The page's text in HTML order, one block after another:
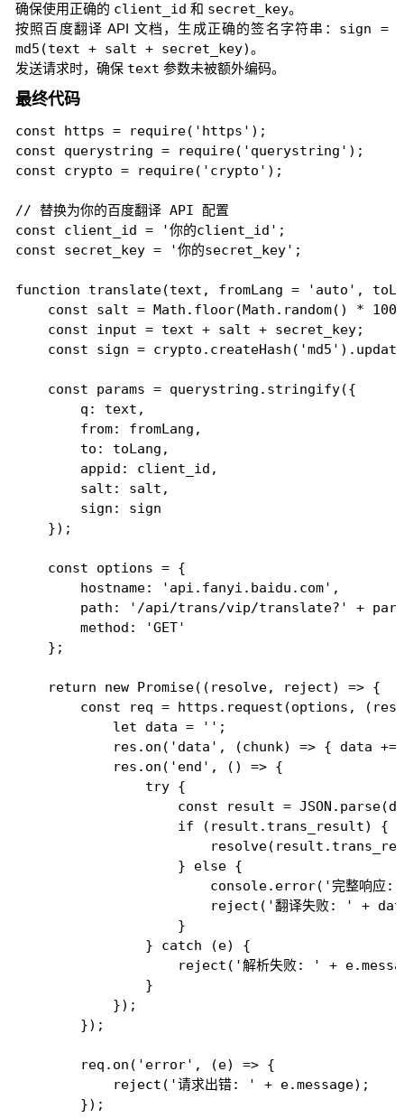
确保使用正确的 client_id 和 secret_key。
按照百度翻译 API 文档，生成正确的签名字符串： sign =
md5(text + salt + secret_key)。
发送请求时，确保 text 参数未被额外编码。
最终代码
const https = require('https');
const querystring = require('querystring');
const crypto = require('crypto');
// 替换为你的百度翻译 API 配置
const client_id = '你的client_id';
const secret_key = '你的secret_key';
function translate(text, fromLang = 'auto',
const salt = Math.floor(Math.random() *
    const input = text + salt + secret_key;
const sign =
    const params = querystring.stringify({
        q: text,
        from: fromLang,
        to: toLang,
        appid: client_id,
        salt: salt,
        sign: sign
    });
    const options = {
        hostname: 'api.fanyi.baidu.com',
path: '/api/trans/vip/translate?' +
        method: 'GET'
    };
    return new Promise((resolve, reject) => {
const req = https.request(options,
            let data = '';
res.on('data', (chunk) => { data +=
            res.on('end', () => {
                try {
const result =
                    if (result.trans_result) {
                    } else {
console.error('完整响应
reject('翻译失败: ' +
                    }
                } catch (e) {
reject('解析失败: ' +
                }
            });
        });
        req.on('error', (e) => {
            reject('请求出错: ' + e.message);
        });